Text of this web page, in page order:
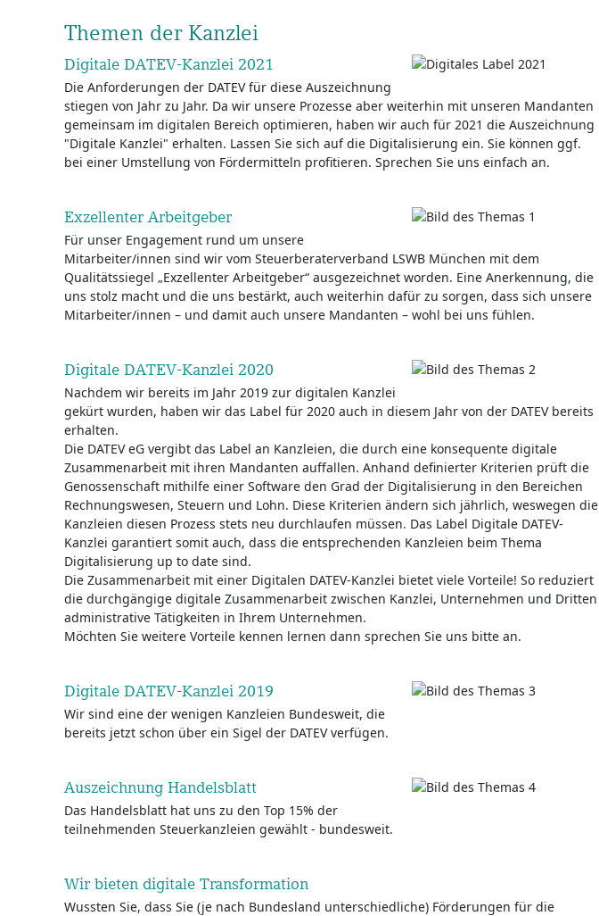
Themen der Kanzlei
Digitale DATEV-Kanzlei 2021
Die Anforderungen der DATEV für diese Auszeichnung
stiegen von Jahr zu Jahr. Da wir unsere Prozesse aber weiterhin mit unseren Mandanten
gemeinsam im digitalen Bereich optimieren, haben wir auch für 2021 die Auszeichnung
"Digitale Kanzlei" erhalten. Lassen Sie sich auf die Digitalisierung ein. Sie können ggf.
bei einer Umstellung von Fördermitteln profitieren. Sprechen Sie uns einfach an.
Exzellenter Arbeitgeber
Für unser Engagement rund um unsere
Mitarbeiter/innen sind wir vom Steuerberaterverband LSWB München mit dem
Qualitätssiegel „Exzellenter Arbeitgeber“ ausgezeichnet worden. Eine Anerkennung, die
uns stolz macht und die uns bestärkt, auch weiterhin dafür zu sorgen, dass sich unsere
Mitarbeiter/innen – und damit auch unsere Mandanten – wohl bei uns fühlen.
Digitale DATEV-Kanzlei 2020
Nachdem wir bereits im Jahr 2019 zur digitalen Kanzlei
gekürt wurden, haben wir das Label für 2020 auch in diesem Jahr von der DATEV bereits
erhalten.
Die DATEV eG vergibt das Label an Kanzleien, die durch eine konsequente digitale
Zusammenarbeit mit ihren Mandanten auffallen. Anhand definierter Kriterien prüft die
Genossenschaft mithilfe einer Software den Grad der Digitalisierung in den Bereichen
Rechnungswesen, Steuern und Lohn. Diese Kriterien ändern sich jährlich, weswegen die
Kanzleien diesen Prozess stets neu durchlaufen müssen. Das Label Digitale DATEV-
Kanzlei garantiert somit auch, dass die entsprechenden Kanzleien beim Thema
Digitalisierung up to date sind.
Die Zusammenarbeit mit einer Digitalen DATEV-Kanzlei bietet viele Vorteile! So reduziert
die durchgängige digitale Zusammenarbeit zwischen Kanzlei, Unternehmen und Dritten
administrative Tätigkeiten in Ihrem Unternehmen.
Möchten Sie weitere Vorteile kennen lernen dann sprechen Sie uns bitte an.
Digitale DATEV-Kanzlei 2019
Wir sind eine der wenigen Kanzleien Bundesweit, die
bereits jetzt schon über ein Sigel der DATEV verfügen.
Auszeichnung Handelsblatt
Das Handelsblatt hat uns zu den Top 15% der
teilnehmenden Steuerkanzleien gewählt - bundesweit.
Wir bieten digitale Transformation
Wussten Sie, dass Sie (je nach Bundesland unterschiedliche) Förderungen für die